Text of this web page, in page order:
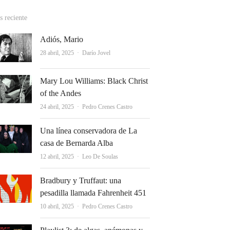
reciente
Adiós, Mario
28 abril, 2025 Autor
Darío Jovel
Mary Lou Williams: Black Christ
of the Andes
24 abril, 2025 Autor
Pedro Crenes Castro
Una línea conservadora de La
casa de Bernarda Alba
12 abril, 2025 Autor
Leo De Soulas
Bradbury y Truffaut: una
pesadilla llamada Fahrenheit 451
10 abril, 2025 Autor
Pedro Crenes Castro